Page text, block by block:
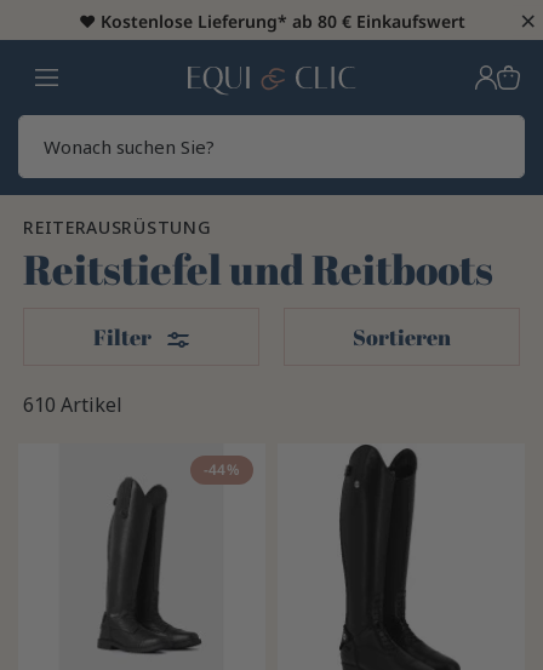
♥️ Kostenlose Lieferung* ab 80 € Einkaufswert ×
Heim
REITERAUSRÜSTUNG
Reitstiefel und Reitboots
610 Artikel
Filter Filter Sortieren
-44%